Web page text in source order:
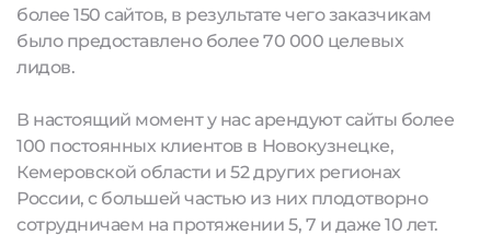
более 150 сайтов, в результате чего заказчикам
было предоставлено более 70 000 целевых
лидов.
В настоящий момент у нас арендуют сайты более
100 постоянных клиентов в Новокузнецке,
Кемеровской области и 52 других регионах
России, с большей частью из них плодотворно
сотрудничаем на протяжении 5, 7 и даже 10 лет.